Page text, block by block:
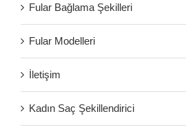
Fular Bağlama Şekilleri
Fular Modelleri
İletişim
Kadın Saç Şekillendirici